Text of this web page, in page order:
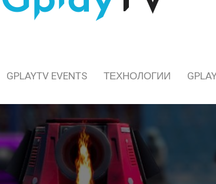
GPLAYTV EVENTS ТЕХНОЛОГИИ